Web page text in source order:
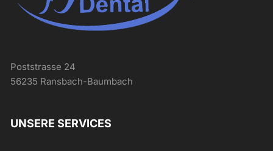
Poststrasse 24
56235 Ransbach-Baumbach
UNSERE SERVICES